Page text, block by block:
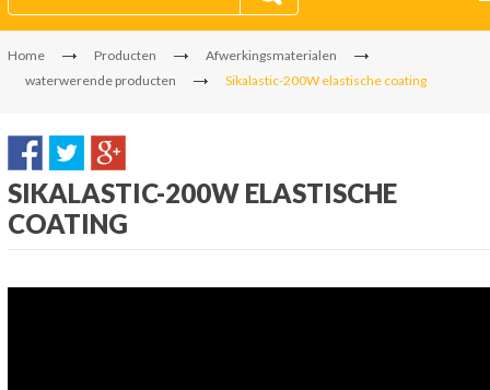
Home Producten
Afwerkingsmaterialen
waterwerende producten
Sikalastic-200W elastische coating
SIKALASTIC-200W ELASTISCHE
COATING